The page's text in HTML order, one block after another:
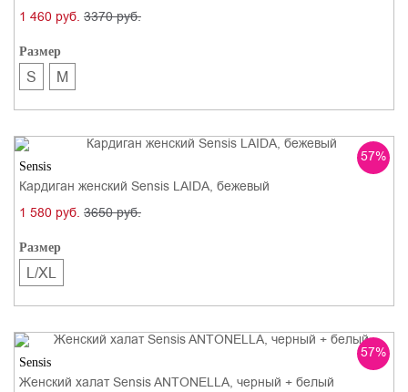
1 460 руб. 3370 руб.
Размер
S M
57%
Sensis
Кардиган женский Sensis LAIDA, бежевый
1 580 руб. 3650 руб.
Размер
L/XL
57%
Sensis
Женский халат Sensis ANTONELLA, черный + белый